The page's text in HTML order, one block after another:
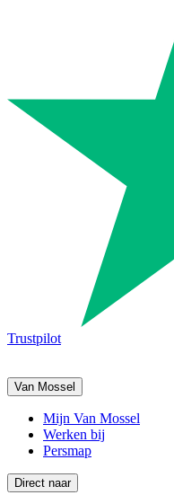
Trustpilot
Van Mossel
Mijn Van Mossel
Werken bij
Persmap
Direct naar